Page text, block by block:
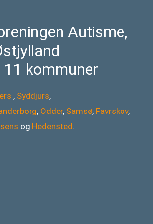
Autisme,
kommuner
, Syddjurs,
, Odder, Samsø, Favrskov,
og Hedensted.